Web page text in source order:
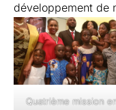
développement de
Quatrième mission